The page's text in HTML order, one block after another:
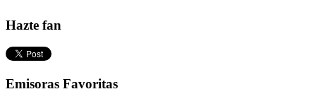
Hazte fan
Emisoras Favoritas